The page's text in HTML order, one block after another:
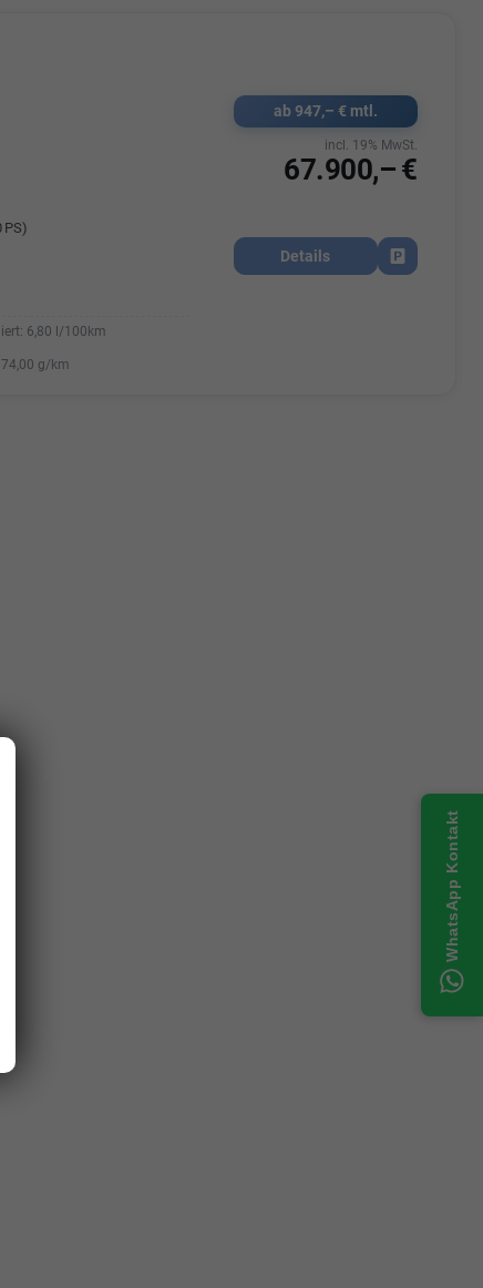
PS)
6,80 l/100km
g/km
ab 947,– € mtl.
67.900,– €
incl. 19% MwSt.
Details
Fahrzeug
E-Mailadresse:info@autohausrems.de
WhatsApp Kontakt